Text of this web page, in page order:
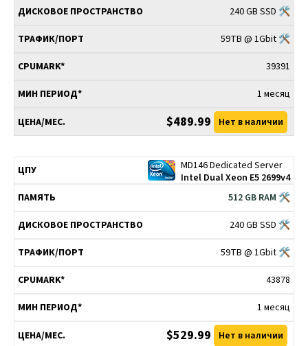
240 GB SSD 🛠
59TB @ 1Gbit 🛠
39391
1 месяц
$489.99 Нет в наличии
MD146 Dedicated Server
Intel Dual Xeon E5 2699v4
512 GB RAM 🛠
240 GB SSD 🛠
59TB @ 1Gbit 🛠
43878
1 месяц
$529.99 Нет в наличии